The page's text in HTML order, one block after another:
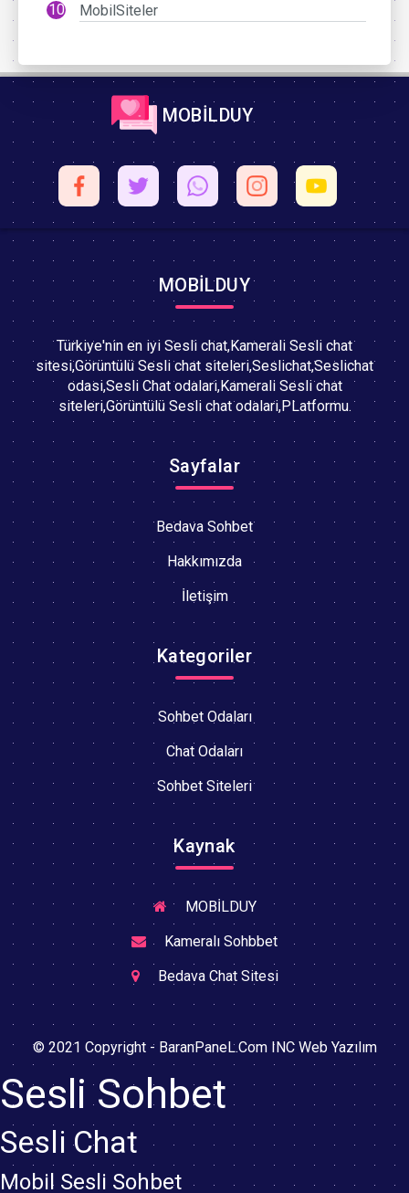
MobilSiteler
MOBİLDUY
MOBİLDUY
Türkiye'nin en iyi Sesli chat,Kamerali Sesli chat
sitesi,Görüntülü Sesli chat siteleri,Seslichat,Seslichat
odasi,Sesli Chat odalari,Kamerali Sesli chat
siteleri,Görüntülü Sesli chat odalari,PLatformu.
Sayfalar
Bedava Sohbet
Hakkımızda
İletişim
Kategoriler
Sohbet Odaları
Chat Odaları
Sohbet Siteleri
Kaynak
MOBİLDUY
Kameralı Sohbbet
Bedava Chat Sitesi
© 2021 Copyright - BaranPaneL.Com INC Web Yazılım
Sesli Sohbet
Sesli Chat
Mobil Sesli Sohbet